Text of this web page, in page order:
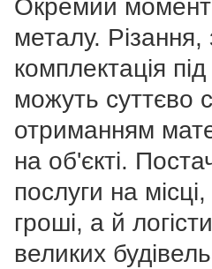
Окремий
металу. Різання,
комплектація
можуть суттєво
отриманням
на об'єкті.
послуги на
гроші, а й
великих